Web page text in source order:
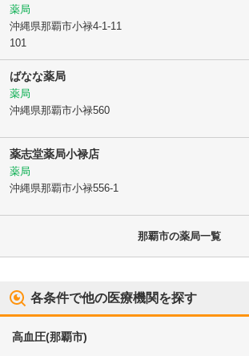
薬局
沖縄県那覇市小禄4-1-11
101
ばなな薬局
薬局
沖縄県那覇市小禄560
薬志堂薬局小禄店
薬局
沖縄県那覇市小禄556-1
那覇市の薬局一覧
各条件で他の医療機関を探す
高血圧(那覇市)